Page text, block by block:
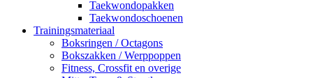
Taekwondopakken
Taekwondoschoenen
Trainingsmateriaal
Boksringen / Octagons
Bokszakken / Werppoppen
Fitness, Crossfit en overige